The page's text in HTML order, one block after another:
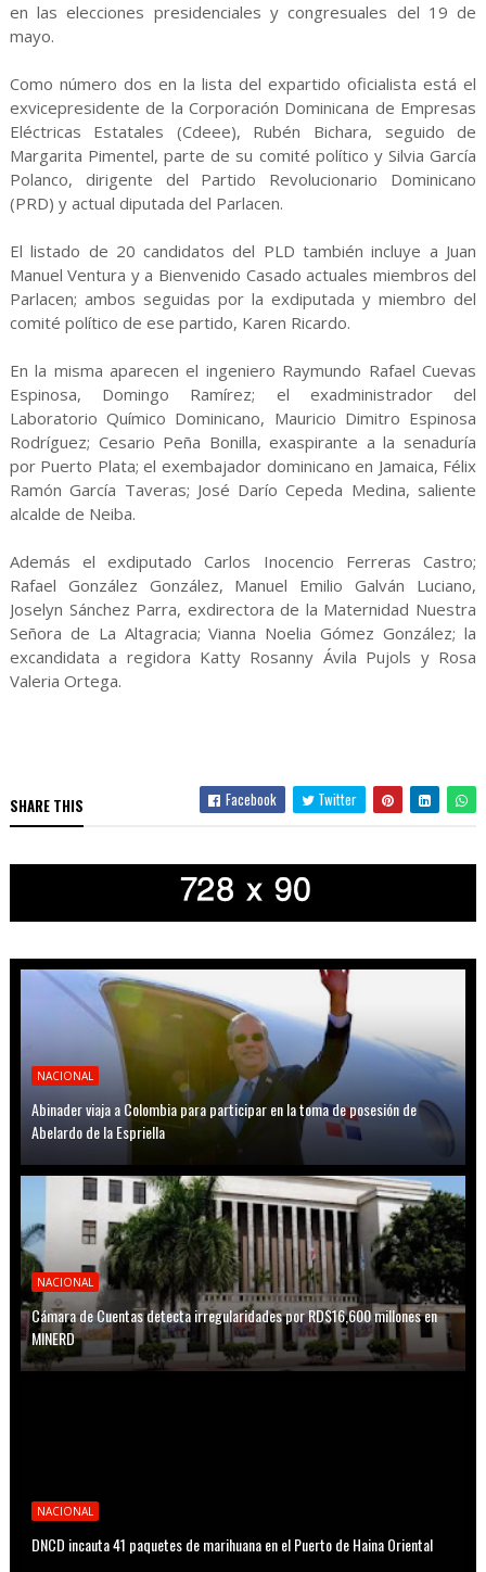
en las elecciones presidenciales y congresuales del 19 de
mayo.
Como número dos en la lista del expartido oficialista está el
exvicepresidente de la Corporación Dominicana de Empresas
Eléctricas Estatales (Cdeee), Rubén Bichara, seguido de
Margarita Pimentel, parte de su comité político y Silvia García
Polanco, dirigente del Partido Revolucionario Dominicano
(PRD) y actual diputada del Parlacen.
El listado de 20 candidatos del PLD también incluye a Juan
Manuel Ventura y a Bienvenido Casado actuales miembros del
Parlacen; ambos seguidas por la exdiputada y miembro del
comité político de ese partido, Karen Ricardo.
En la misma aparecen el ingeniero Raymundo Rafael Cuevas
Espinosa, Domingo Ramírez; el exadministrador del
Laboratorio Químico Dominicano, Mauricio Dimitro Espinosa
Rodríguez; Cesario Peña Bonilla, exaspirante a la senaduría
por Puerto Plata; el exembajador dominicano en Jamaica, Félix
Ramón García Taveras; José Darío Cepeda Medina, saliente
alcalde de Neiba.
Además el exdiputado Carlos Inocencio Ferreras Castro;
Rafael González González, Manuel Emilio Galván Luciano,
Joselyn Sánchez Parra, exdirectora de la Maternidad Nuestra
Señora de La Altagracia; Vianna Noelia Gómez González; la
excandidata a regidora Katty Rosanny Ávila Pujols y Rosa
Valeria Ortega.
SHARE THIS Facebook Twitter
NACIONAL
Abinader viaja a Colombia para participar en la toma de posesión de
Abelardo de la Espriella
NACIONAL
Cámara de Cuentas detecta irregularidades por RD$16,600 millones en
MINERD
NACIONAL
DNCD incauta 41 paquetes de marihuana en el Puerto de Haina Oriental